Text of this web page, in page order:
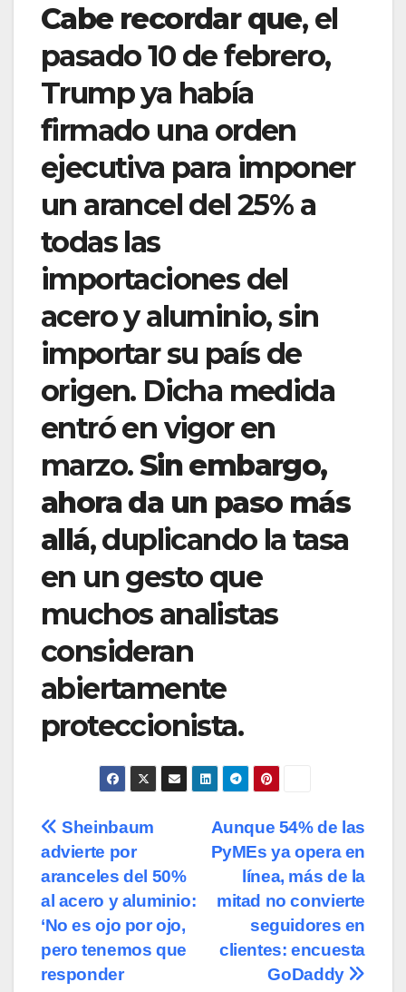
Cabe recordar que, el
pasado 10 de febrero,
Trump ya había
firmado una orden
ejecutiva para imponer
un arancel del 25% a
todas las
importaciones del
acero y aluminio, sin
importar su país de
origen. Dicha medida
entró en vigor en
marzo.Sin embargo,
ahora da un paso más
allá, duplicando la tasa
en un gesto que
muchos analistas
consideran
abiertamente
proteccionista.
Navegación
de
entradas
Aunque 54% de las
PyMEs ya opera en
línea, más de la
mitad no convierte
seguidores en
clientes: encuesta
GoDaddy
Sheinbaum
advierte por
aranceles del 50%
al acero y aluminio:
‘No es ojo por ojo,
pero tenemos que
responder